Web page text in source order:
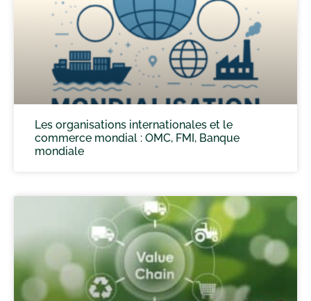
Les organisations internationales et le
commerce mondial : OMC, FMI, Banque
mondiale